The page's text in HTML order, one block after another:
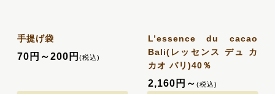
手提げ袋
70 円 ～200 円(税込)
L’essence du cacao
Bali(レッセンス デュ カ
カオ バリ)40％
2,160 円 ～ (税込)